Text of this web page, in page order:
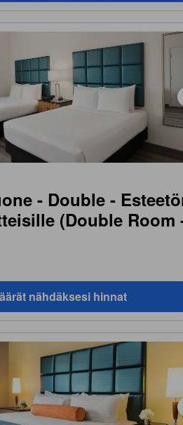
- Double -
(Double Room
nähdäksesi hinnat